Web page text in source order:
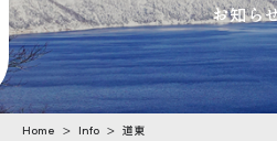
o
c
o
お知ら
Home > Info > 道東